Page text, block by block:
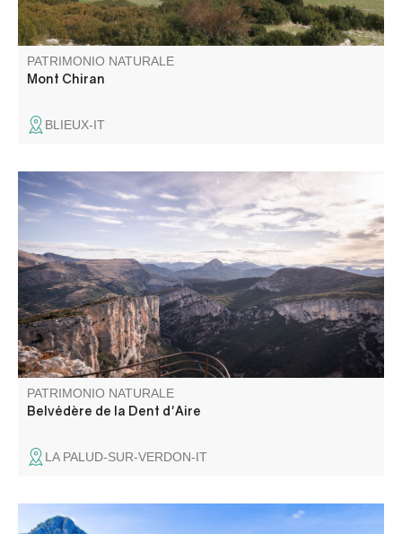
PATRIMONIO NATURALE
Mont Chiran
BLIEUX-IT
C’est certainement le plus panoramique de tous les
belvédères... Il a été rénové en 2018 dans le cadre de
l’Opération Grand Site des Gorges du Verdon.
PATRIMONIO NATURALE
Belvédère de la Dent d'Aire
LA PALUD-SUR-VERDON-IT